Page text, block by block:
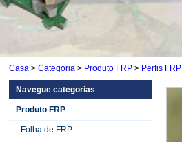
Casa> Categoria> Produto FRP> Perfis FRP
Navegue categorias
Produto FRP
Folha de FRP